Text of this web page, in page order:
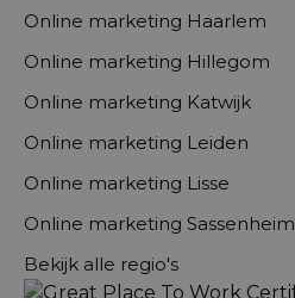
Online marketing Haarlem
Online marketing Hillegom
Online marketing Katwijk
Online marketing Leiden
Online marketing Lisse
Online marketing Sassenheim
Bekijk alle regio's